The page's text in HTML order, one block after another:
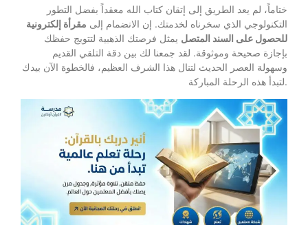
ختاماً، لم يعد الطريق إلى إتقان كتاب الله معقداً بفضل التطور
التكنولوجي الذي سخرناه لخدمتك. إن الانضمام إلى مقرأة إلكترونية
للحصول على السند المتصل يمثل فرصتك الذهبية لتتويج حفظك
بإجازة صحيحة وموثوقة. لقد جمعنا لك بين دقة التلقي القديم
وسهولة العصر الحديث لتنال هذا الشرف العظيم، فالخطوة الآن بيدك
لتبدأ هذه الرحلة المباركة.